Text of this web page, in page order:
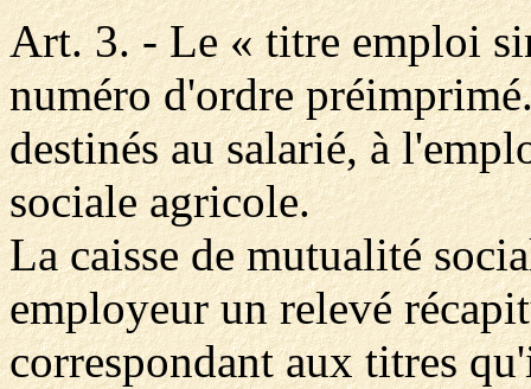
Art. 3. - Le « titre emploi
numéro d'ordre
destinés au salarié, à
sociale agricole.
La caisse de mutualité
employeur un relevé
correspondant aux titres